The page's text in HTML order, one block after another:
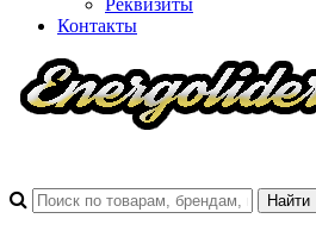
Реквизиты
Контакты